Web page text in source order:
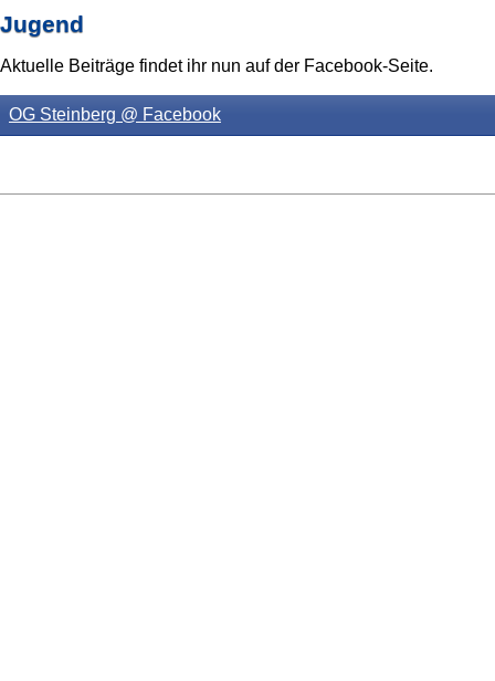
Jugend
Aktuelle Beiträge findet ihr nun auf der Facebook-Seite.
OG Steinberg @ Facebook